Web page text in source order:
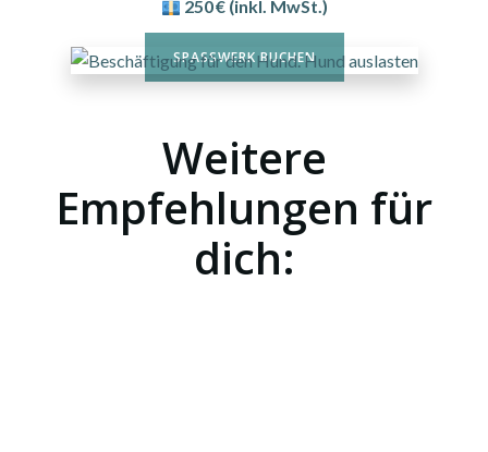
250 € (inkl. MwSt.)
SPASSWERK BUCHEN
Weitere
Empfehlungen für
dich: